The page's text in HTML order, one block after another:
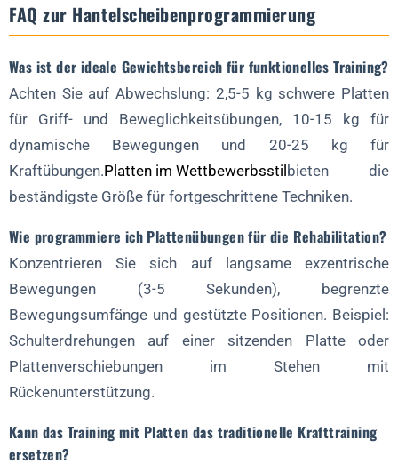
FAQ zur Hantelscheibenprogrammierung
Was ist der ideale Gewichtsbereich für funktionelles Training?
Achten Sie auf Abwechslung: 2,5-5 kg schwere Platten
für Griff- und Beweglichkeitsübungen, 10-15 kg für
dynamische Bewegungen und 20-25 kg für
Kraftübungen. Platten im Wettbewerbsstil bieten die
beständigste Größe für fortgeschrittene Techniken.
Wie programmiere ich Plattenübungen für die Rehabilitation?
Konzentrieren Sie sich auf langsame exzentrische
Bewegungen (3-5 Sekunden), begrenzte
Bewegungsumfänge und gestützte Positionen. Beispiel:
Schulterdrehungen auf einer sitzenden Platte oder
Plattenverschiebungen im Stehen mit
Rückenunterstützung.
Kann das Training mit Platten das traditionelle Krafttraining
ersetzen?